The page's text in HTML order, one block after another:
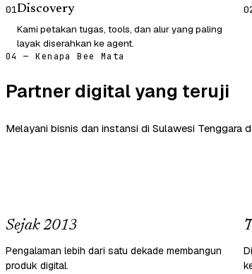
01Discovery
Kami petakan tugas, tools, dan alur yang paling
layak diserahkan ke agent.
04 — Kenapa Bee Mata
Partner digital yang teruji
Melayani bisnis dan instansi di Sulawesi Tenggara
Sejak 2013
Pengalaman lebih dari satu dekade membangun
produk digital.